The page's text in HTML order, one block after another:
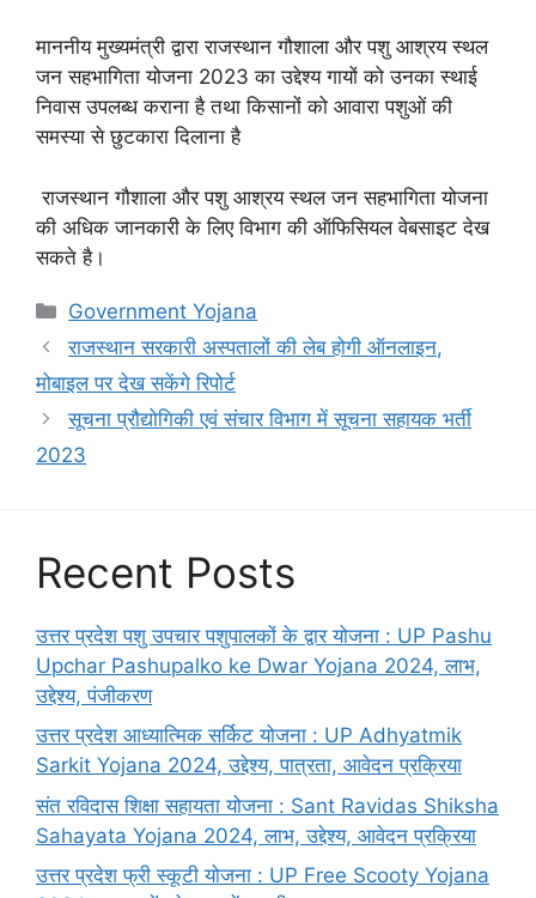
माननीय मुख्यमंत्री द्वारा राजस्थान गौशाला और पशु आश्रय स्थल
जन सहभागिता योजना 2023 का उद्देश्य गायों को उनका स्थाई
निवास उपलब्ध कराना है तथा किसानों को आवारा पशुओं की
समस्या से छुटकारा दिलाना है
राजस्थान गौशाला और पशु आश्रय स्थल जन सहभागिता योजना
की अधिक जानकारी के लिए विभाग की ऑफिसियल वेबसाइट देख
सकते है।
Categories
Government Yojana
राजस्थान सरकारी अस्पतालों की लेब होगी ऑनलाइन,
मोबाइल पर देख सकेंगे रिपोर्ट
सूचना प्रौद्योगिकी एवं संचार विभाग में सूचना सहायक भर्ती
2023
Recent Posts
उत्तर प्रदेश पशु उपचार पशुपालकों के द्वार योजना : UP Pashu
Upchar Pashupalko ke Dwar Yojana 2024, लाभ,
उद्देश्य, पंजीकरण
उत्तर प्रदेश आध्यात्मिक सर्किट योजना : UP Adhyatmik
Sarkit Yojana 2024, उद्देश्य, पात्रता, आवेदन प्रक्रिया
संत रविदास शिक्षा सहायता योजना : Sant Ravidas Shiksha
Sahayata Yojana 2024, लाभ, उद्देश्य, आवेदन प्रक्रिया
उत्तर प्रदेश फ्री स्कूटी योजना : UP Free Scooty Yojana